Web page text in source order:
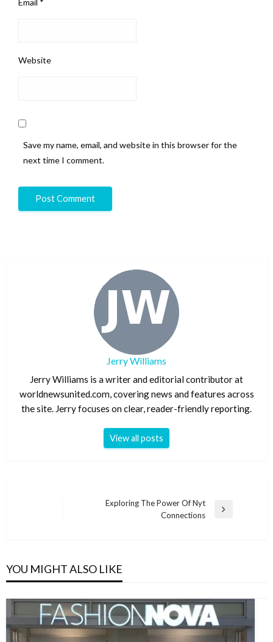
Email *
Website
Save my name, email, and website in this browser for the
next time I comment.
Jerry Williams
Jerry Williams is a writer and editorial contributor at
worldnewsunited.com, covering news and features across
the site. Jerry focuses on clear, reader-friendly reporting.
View all posts
Exploring The Power Of Nyt
Connections
YOU MIGHT ALSO LIKE